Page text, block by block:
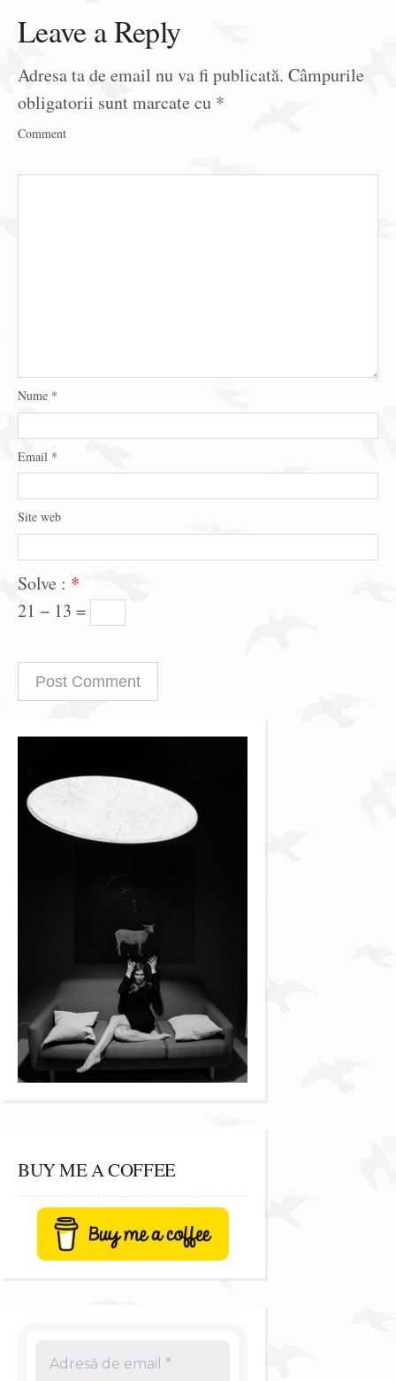
Leave a Reply
Adresa ta de email nu va fi publicată. Câmpurile
obligatorii sunt marcate cu *
Comment
Nume *
Email *
Site web
Solve : *
21 − 13 =
BUY ME A COFFEE